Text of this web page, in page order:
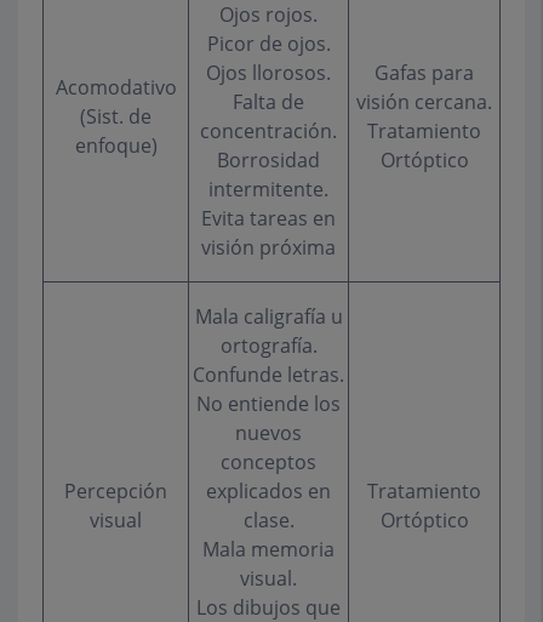
Acomodativo
(Sist. de
enfoque)
Ojos rojos.
Picor de ojos.
Ojos llorosos.
Falta de
concentración.
Borrosidad
intermitente.
Evita tareas en
visión próxima
Gafas para
visión cercana.
Tratamiento
Ortóptico
Percepción
visual
Mala caligrafía u
ortografía.
Confunde letras.
No entiende los
nuevos
conceptos
explicados en
clase.
Mala memoria
visual.
Los dibujos que
Tratamiento
Ortóptico